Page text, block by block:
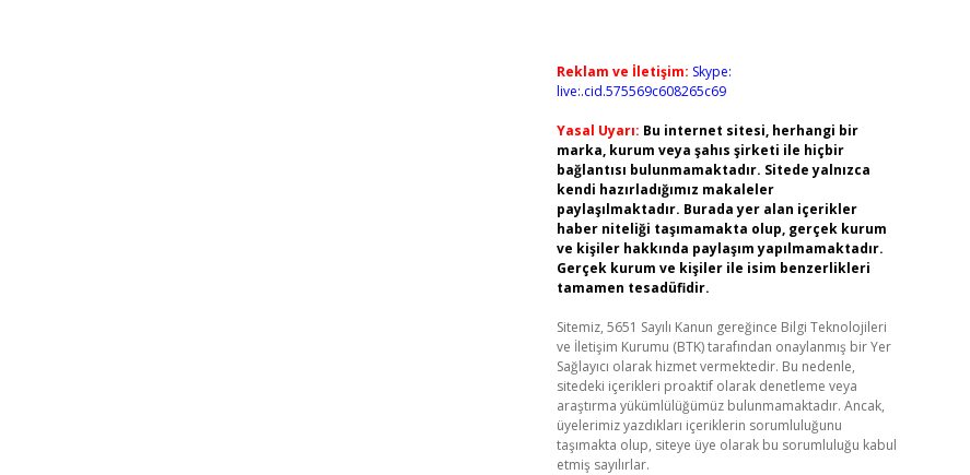
Reklam ve İletişim: Skype:
live:.cid.575569c608265c69
Yasal Uyarı: Bu internet sitesi, herhangi bir
marka, kurum veya şahıs şirketi ile hiçbir
bağlantısı bulunmamaktadır. Sitede yalnızca
kendi hazırladığımız makaleler
paylaşılmaktadır. Burada yer alan içerikler
haber niteliği taşımamakta olup, gerçek kurum
ve kişiler hakkında paylaşım yapılmamaktadır.
Gerçek kurum ve kişiler ile isim benzerlikleri
tamamen tesadüfidir.
Sitemiz, 5651 Sayılı Kanun gereğince Bilgi Teknolojileri
ve İletişim Kurumu (BTK) tarafından onaylanmış bir Yer
Sağlayıcı olarak hizmet vermektedir. Bu nedenle,
sitedeki içerikleri proaktif olarak denetleme veya
araştırma yükümlülüğümüz bulunmamaktadır. Ancak,
üyelerimiz yazdıkları içeriklerin sorumluluğunu
taşımakta olup, siteye üye olarak bu sorumluluğu kabul
etmiş sayılırlar.